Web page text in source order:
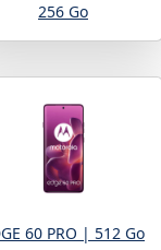
256 Go
60 PRO | 512 Go